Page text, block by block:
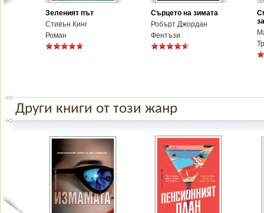
Зеленият път
Стивън Кинг
Роман
Сърцето на зимата
Робърт Джордан
Фентъзи
Други книги от този жанр